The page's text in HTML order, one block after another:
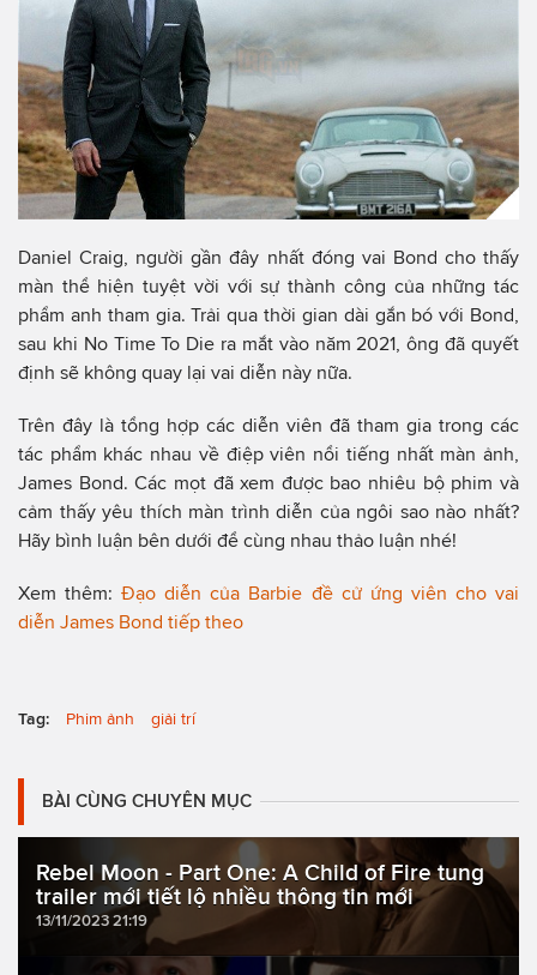
Daniel Craig, người gần đây nhất đóng vai Bond cho thấy
màn thể hiện tuyệt vời với sự thành công của những tác
phẩm anh tham gia. Trải qua thời gian dài gắn bó với Bond,
sau khi No Time To Die ra mắt vào năm 2021, ông đã quyết
định sẽ không quay lại vai diễn này nữa.
Trên đây là tổng hợp các diễn viên đã tham gia trong các
tác phẩm khác nhau về điệp viên nổi tiếng nhất màn ảnh,
James Bond. Các mọt đã xem được bao nhiêu bộ phim và
cảm thấy yêu thích màn trình diễn của ngôi sao nào nhất?
Hãy bình luận bên dưới để cùng nhau thảo luận nhé!
Xem thêm:Đạo diễn của Barbie đề cử ứng viên cho vai
diễn James Bond tiếp theo
Tag: Phim ảnh giải trí
BÀI CÙNG CHUYÊN MỤC
Rebel Moon - Part One: A Child of Fire tung
trailer mới tiết lộ nhiều thông tin mới
13/11/2023 21:19